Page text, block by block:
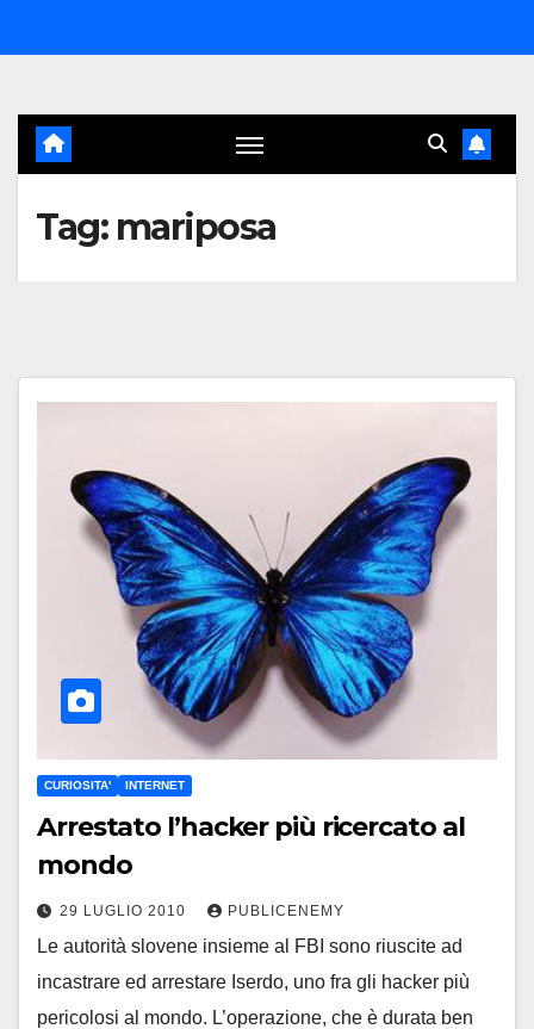
al
Tag: mariposa
CURIOSITA' INTERNET
Arrestato l’hacker più ricercato al
mondo
29 LUGLIO 2010 PUBLICENEMY
Le autorità slovene insieme al FBI sono riuscite ad
incastrare ed arrestare Iserdo, uno fra gli hacker più
pericolosi al mondo. L’operazione, che è durata ben